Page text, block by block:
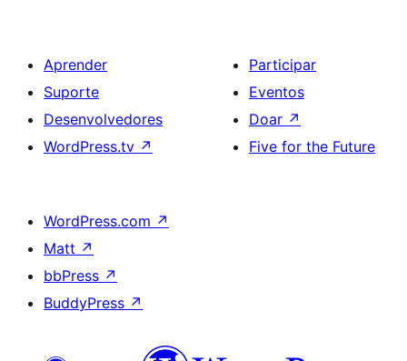
Aprender
Suporte
Desenvolvedores
WordPress.tv ↗
Participar
Eventos
Doar ↗
Five for the Future
WordPress.com ↗
Matt ↗
bbPress ↗
BuddyPress ↗